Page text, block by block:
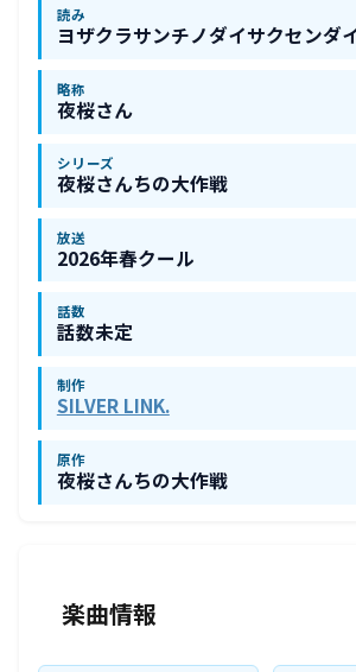
読み
ヨザクラサンチノダイサクセンダ
略称
夜桜さん
シリーズ
夜桜さんちの大作戦
放送
2026年春クール
話数
話数未定
制作
SILVER LINK.
原作
夜桜さんちの大作戦
楽曲情報